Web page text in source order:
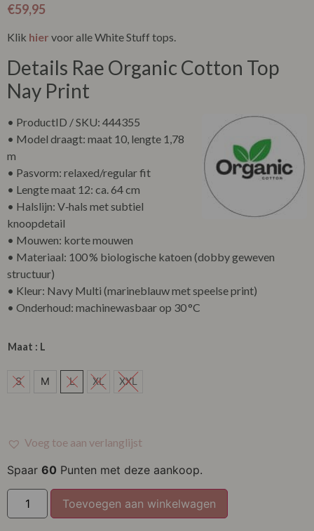
€59,95
Klik hier voor alle White Stuff tops.
Details Rae Organic Cotton Top
Nay Print
• ProductID / SKU: 444355
• Model draagt: maat 10, lengte 1,78
m
• Pasvorm: relaxed/regular fit
• Lengte maat 12: ca. 64 cm
• Halslijn: V‑hals met subtiel
knoopdetail
• Mouwen: korte mouwen
• Materiaal: 100 % biologische katoen (dobby geweven
structuur)
• Kleur: Navy Multi (marineblauw met speelse print)
• Onderhoud: machinewasbaar op 30 °C
Maat : L
S
XXL
S M L XL XXL
Voeg toe aan verlanglijst
Spaar 60 Punten met deze aankoop.
Toevoegen aan winkelwagen